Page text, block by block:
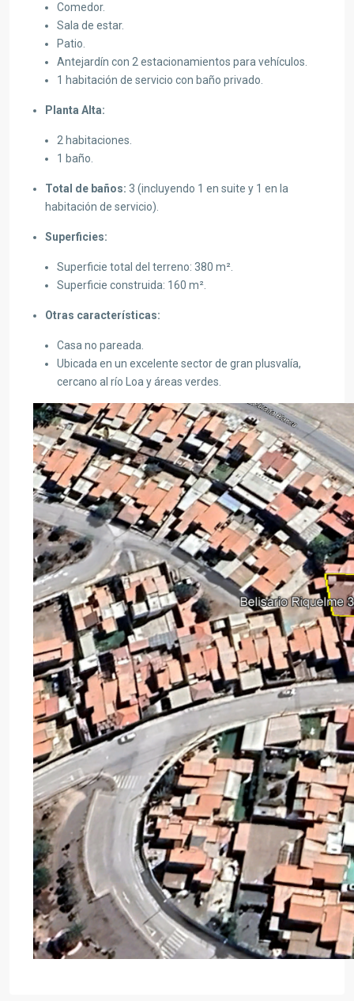
Comedor.
Sala de estar.
Patio.
Antejardín con 2 estacionamientos para vehículos.
1 habitación de servicio con baño privado.
Planta Alta:
2 habitaciones.
1 baño.
Total de baños: 3 (incluyendo 1 en suite y 1 en la
habitación de servicio).
Superficies:
Superficie total del terreno: 380 m².
Superficie construida: 160 m².
Otras características:
Casa no pareada.
Ubicada en un excelente sector de gran plusvalía,
cercano al río Loa y áreas verdes.